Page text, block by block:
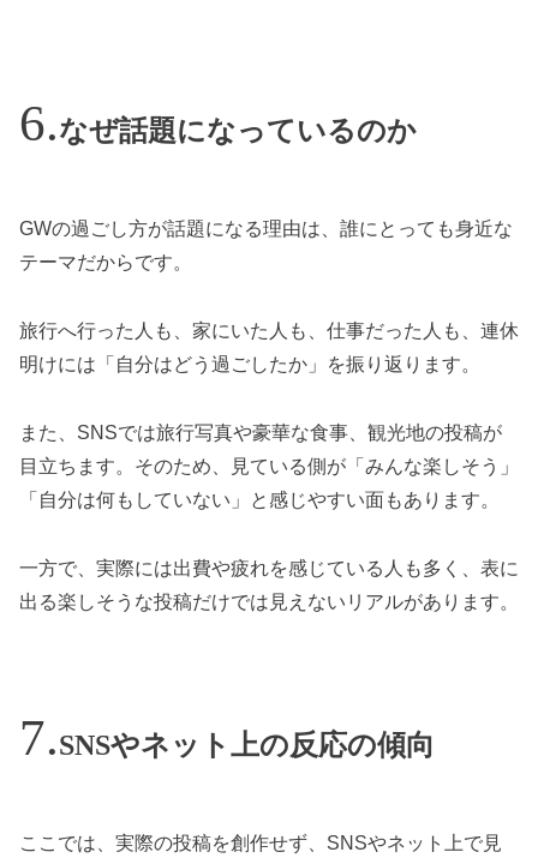
なぜ話題になっているのか
GWの過ごし方が話題になる理由は、誰にとっても身近な
テーマだからです。
旅行へ行った人も、家にいた人も、仕事だった人も、連休
明けには「自分はどう過ごしたか」を振り返ります。
また、SNSでは旅行写真や豪華な食事、観光地の投稿が
目立ちます。そのため、見ている側が「みんな楽しそう」
「自分は何もしていない」と感じやすい面もあります。
一方で、実際には出費や疲れを感じている人も多く、表に
出る楽しそうな投稿だけでは見えないリアルがあります。
SNSやネット上の反応の傾向
ここでは、実際の投稿を創作せず、SNSやネット上で見